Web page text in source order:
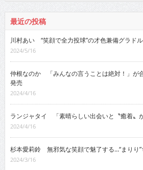
最近の投稿
川村あい “笑顔で全力投球”の才色兼備グラド
2024/5/16
仲根なのか 「みんなの言うことは絶対！」が
発売
2024/4/16
ランジャタイ 「素晴らしい出会いと〝癒着〟
2024/4/16
杉本愛莉鈴 無邪気な笑顔で魅了する…“まりり”
2024/3/16